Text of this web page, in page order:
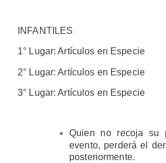
INFANTILES
1° Lugar: Artículos en Especie
2° Lugar: Artículos en Especie
3° Lugar: Artículos en Especie
Quien no recoja su
evento, perderá el
posteriormente.